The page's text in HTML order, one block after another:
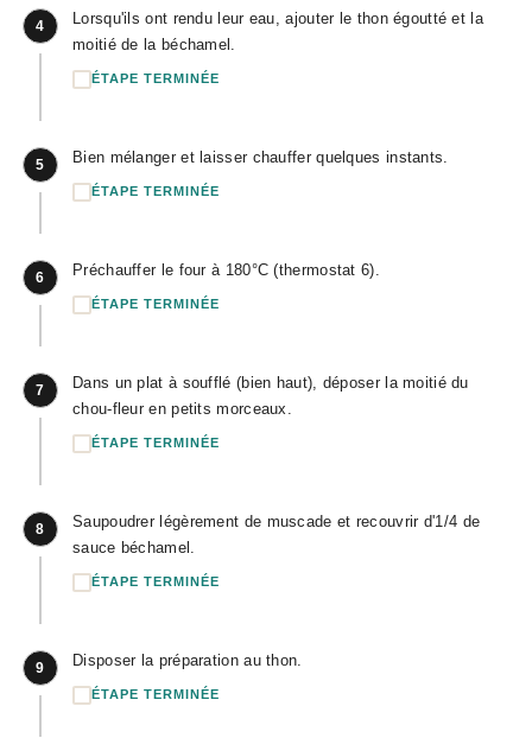
4
Lorsqu'ils ont rendu leur eau, ajouter le thon égoutté et la
moitié de la béchamel.
ÉTAPE TERMINÉE
5 Bien mélanger et laisser chauffer quelques instants.
ÉTAPE TERMINÉE
6 Préchauffer le four à 180°C (thermostat 6).
ÉTAPE TERMINÉE
7
Dans un plat à soufflé (bien haut), déposer la moitié du
chou-fleur en petits morceaux.
ÉTAPE TERMINÉE
8
Saupoudrer légèrement de muscade et recouvrir d'1/4 de
sauce béchamel.
ÉTAPE TERMINÉE
9 Disposer la préparation au thon.
ÉTAPE TERMINÉE